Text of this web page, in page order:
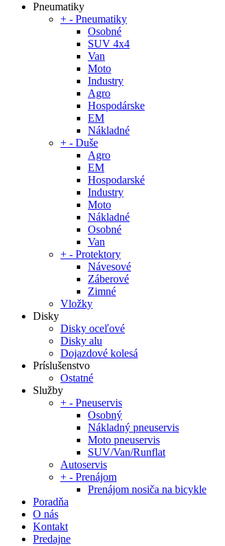
Pneumatiky
+ - Pneumatiky
Osobné
SUV 4x4
Van
Moto
Industry
Agro
Hospodárske
EM
Nákladné
+ - Duše
Agro
EM
Hospodarské
Industry
Moto
Nákladné
Osobné
Van
+ - Protektory
Návesové
Záberové
Zimné
Vložky
Disky
Disky oceľové
Disky alu
Dojazdové kolesá
Príslušenstvo
Ostatné
Služby
+ - Pneuservis
Osobný
Nákladný pneuservis
Moto pneuservis
SUV/Van/Runflat
Autoservis
+ - Prenájom
Prenájom nosiča na bicykle
Poradňa
O nás
Kontakt
Predajne